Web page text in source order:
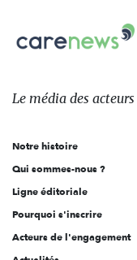
sur:
Carenews,
Le
des
l'engagement
Le média des acteurs
Notre histoire
Qui sommes-nous ?
Ligne éditoriale
Pourquoi s'inscrire
Acteurs de l'engagement